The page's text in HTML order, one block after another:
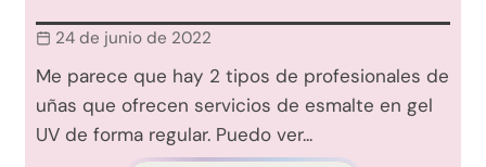
24 de junio de 2022
Me parece que hay 2 tipos de profesionales de
uñas que ofrecen servicios de esmalte en gel
UV de forma regular. Puedo ver...